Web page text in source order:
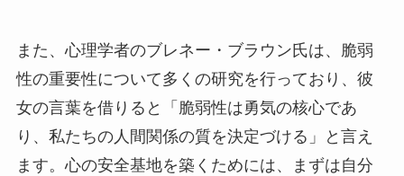
また、心理学者のブレネー・ブラウン氏は、脆弱
性の重要性について多くの研究を行っており、彼
女の言葉を借りると「脆弱性は勇気の核心であ
り、私たちの人間関係の質を決定づける」と言え
ます。心の安全基地を築くためには、まずは自分